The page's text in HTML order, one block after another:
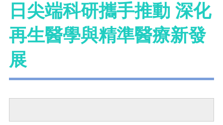
日尖端科研攜手推動 深化
再生醫學與精準醫療新發
展